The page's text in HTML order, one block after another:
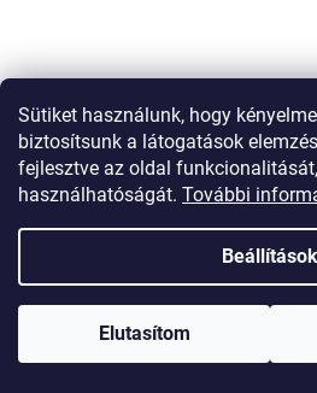
Sütiket használunk, hogy
biztosítsunk a látogatások
fejlesztve az oldal
használhatóságát. További
Beállítások
Elutasítom